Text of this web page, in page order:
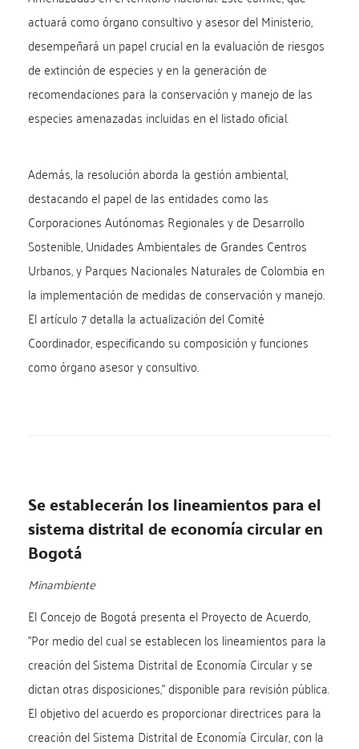
actuará como órgano consultivo y asesor del Ministerio,
desempeñará un papel crucial en la evaluación de riesgos
de extinción de especies y en la generación de
recomendaciones para la conservación y manejo de las
especies amenazadas incluidas en el listado oficial.
Además, la resolución aborda la gestión ambiental,
destacando el papel de las entidades como las
Corporaciones Autónomas Regionales y de Desarrollo
Sostenible, Unidades Ambientales de Grandes Centros
Urbanos, y Parques Nacionales Naturales de Colombia en
la implementación de medidas de conservación y manejo.
El artículo 7 detalla la actualización del Comité
Coordinador, especificando su composición y funciones
como órgano asesor y consultivo.
Se establecerán los lineamientos para el
sistema distrital de economía circular en
Bogotá
Minambiente
El Concejo de Bogotá presenta el Proyecto de Acuerdo,
"Por medio del cual se establecen los lineamientos para la
creación del Sistema Distrital de Economía Circular y se
dictan otras disposiciones," disponible para revisión pública.
El objetivo del acuerdo es proporcionar directrices para la
creación del Sistema Distrital de Economía Circular, con la